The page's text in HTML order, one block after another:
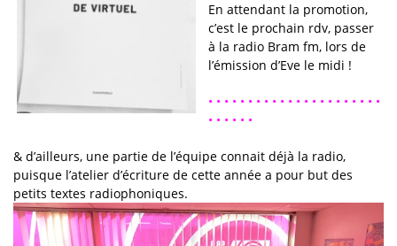
En attendant la promotion,
c’est le prochain rdv, passer
à la radio Bram fm, lors de
l’émission d’Eve le midi !
• • • • • • • • • • • • • • • • • • • • • •
• • • • • •
& d’ailleurs, une partie de l’équipe connait déjà la radio,
puisque l’atelier d’écriture de cette année a pour but des
petits textes radiophoniques.